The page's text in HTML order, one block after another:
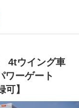
4tウイング車
ワーゲート
】